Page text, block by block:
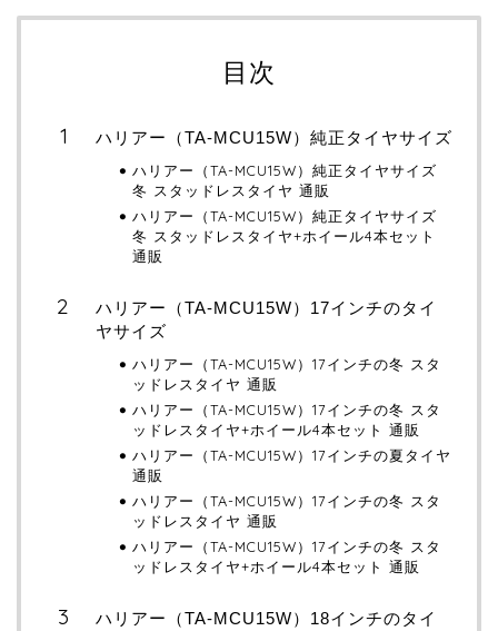
目次
ハリアー（TA-MCU15W）純正タイヤサイズ
ハリアー（TA-MCU15W）純正タイヤサイズ
冬 スタッドレスタイヤ 通販
ハリアー（TA-MCU15W）純正タイヤサイズ
冬 スタッドレスタイヤ+ホイール4本セット
通販
ハリアー（TA-MCU15W）17インチのタイ
ヤサイズ
ハリアー（TA-MCU15W）17インチの冬 スタ
ッドレスタイヤ 通販
ハリアー（TA-MCU15W）17インチの冬 スタ
ッドレスタイヤ+ホイール4本セット 通販
ハリアー（TA-MCU15W）17インチの夏タイヤ
通販
ハリアー（TA-MCU15W）17インチの冬 スタ
ッドレスタイヤ 通販
ハリアー（TA-MCU15W）17インチの冬 スタ
ッドレスタイヤ+ホイール4本セット 通販
ハリアー（TA-MCU15W）18インチのタイ